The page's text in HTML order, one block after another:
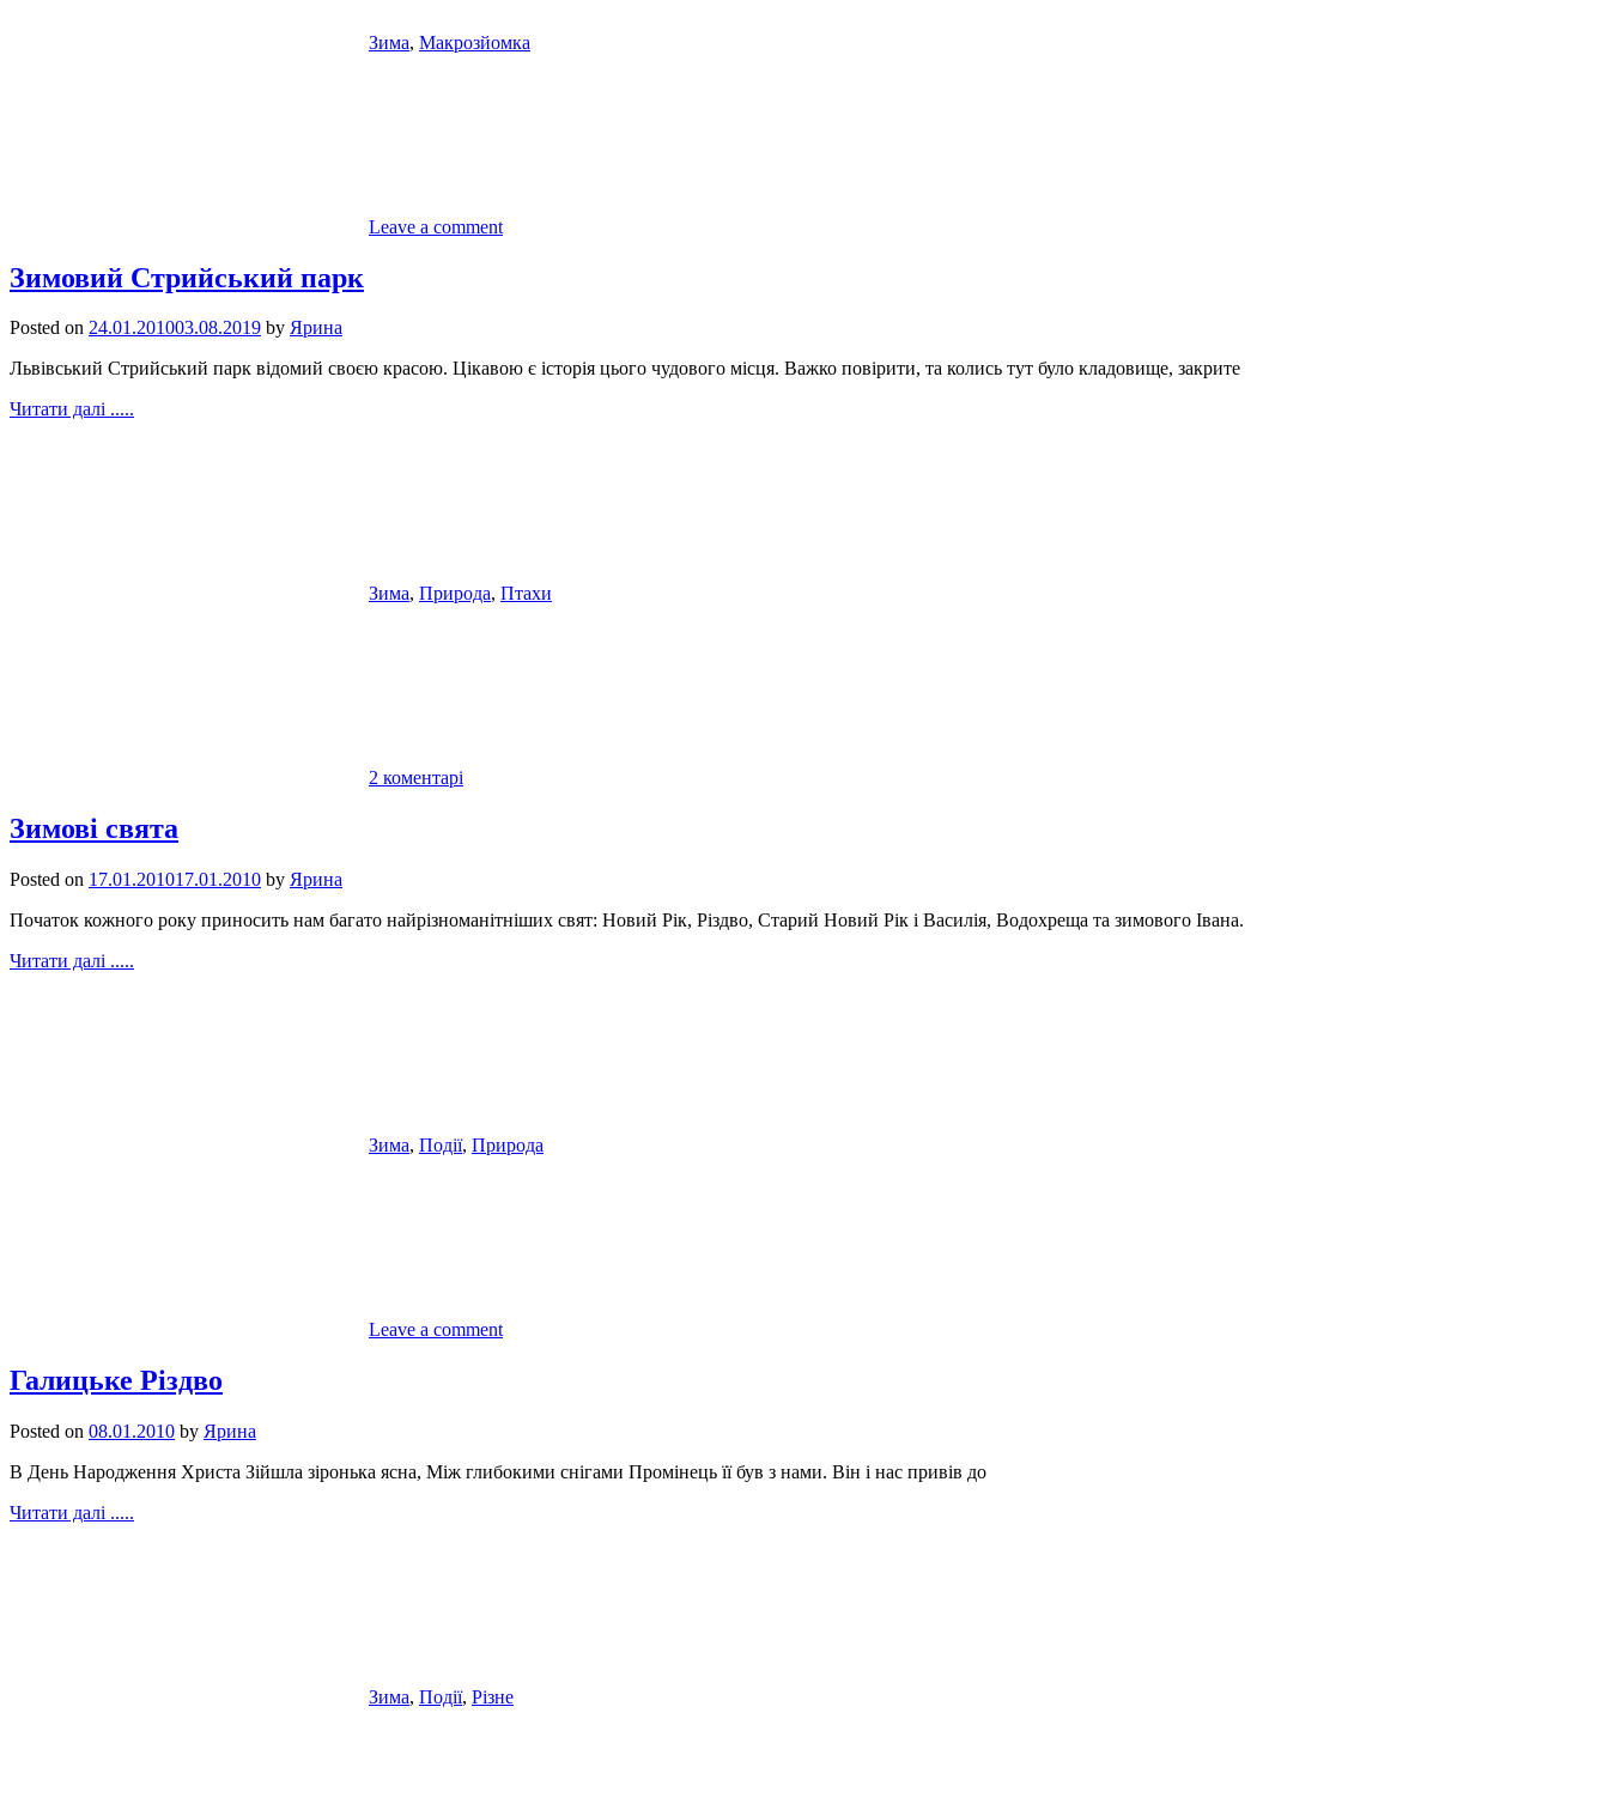
Зима, Макрозйомка
Leave a comment
Зимовий Стрийський парк
Posted on 24.01.201003.08.2019 by Ярина
Львівський Стрийський парк відомий своєю красою. Цікавою є історія цього чудового місця. Важко повірити, та колись тут було кладовище, закрите
Читати далі .....
Зима, Природа, Птахи
2 коментарі
Зимові свята
Posted on 17.01.201017.01.2010 by Ярина
Початок кожного року приносить нам багато найрізноманітніших свят: Новий Рік, Різдво, Старий Новий Рік і Василія, Водохреща та зимового Івана.
Читати далі .....
Зима, Події, Природа
Leave a comment
Галицьке Різдво
Posted on 08.01.2010 by Ярина
В День Народження Христа Зійшла зіронька ясна, Між глибокими снігами Промінець її був з нами. Він і нас привів до
Читати далі .....
Зима, Події, Різне